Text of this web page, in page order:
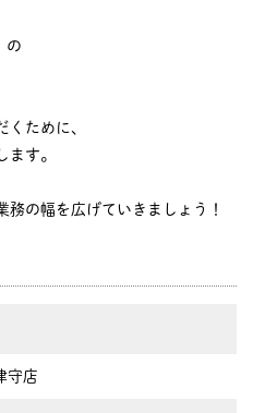
の
くために、
ます。
の幅を広げていきましょう！
守店